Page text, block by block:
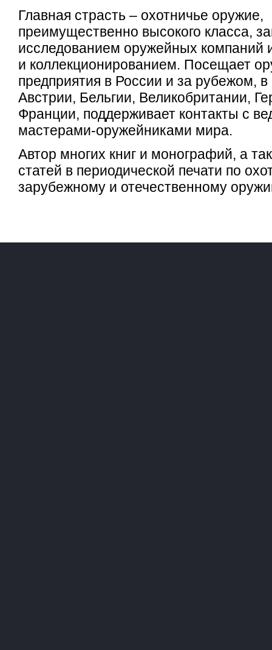
Главная страсть – охотничье оружие,
преимущественно высокого класса,
исследованием оружейных компаний
и коллекционированием. Посещает
предприятия в России и за рубежом, в
Австрии, Бельгии, Великобритании,
Франции, поддерживает контакты с
мастерами-оружейниками мира.
Автор многих книг и монографий, а
статей в периодической печати по
зарубежному и отечественному